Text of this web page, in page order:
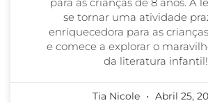
se tornar uma atividade
enriquecedora para as
e comece a explorar o
da literatura infantil!
Tia Nicole Abril 25,